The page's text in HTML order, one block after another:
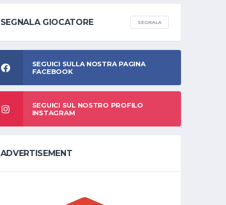
SEGNALA GIOCATORE SEGNALA
SEGUICI SULLA NOSTRA PAGINA
FACEBOOK
SEGUICI SUL NOSTRO PROFILO
INSTAGRAM
ADVERTISEMENT